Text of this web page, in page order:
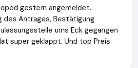
gestern angemeldet.
des Antrages, Bestätigung
ums Eck gegangen
super geklappt. Und top Preis